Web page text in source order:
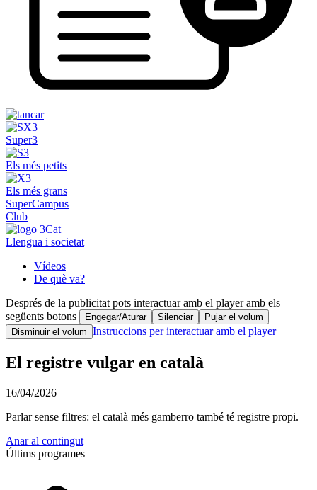
Super3
Els més petits
Els més grans
SuperCampus
Club
Llengua i societat
Vídeos
De què va?
Després de la publicitat pots interactuar amb el player amb els
següents botons
Engegar/Aturar Silenciar
Pujar el volum
Disminuir el volum Instruccions per interactuar amb el player
El registre vulgar en català
16/04/2026
Parlar sense filtres: el català més gamberro també té registre propi.
Anar al contingut
Últims programes